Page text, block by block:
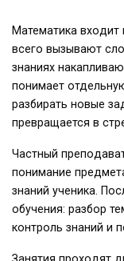
Математика
всего вызывают
знаниях
понимает
разбирать новые
превращается в
Частный
понимание
знаний ученика.
обучения: разбор
контроль знаний и
Занятия проходят